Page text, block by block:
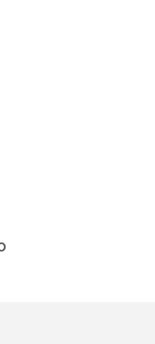
olmalı.